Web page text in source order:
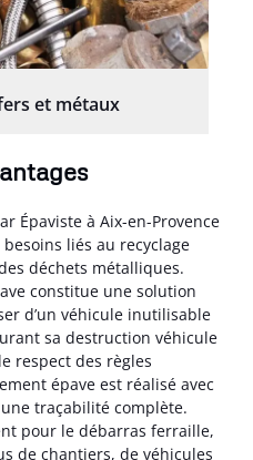
et métaux
Épaviste à Aix-en-Provence
liés au recyclage
déchets métalliques.
constitue une solution
d’un véhicule inutilisable
sa destruction véhicule
respect des règles
épave est réalisé avec
traçabilité complète.
pour le débarras ferraille,
de chantiers, de véhicules